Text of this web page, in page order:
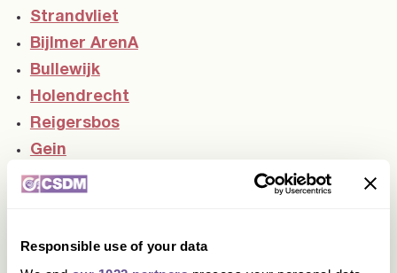
Responsible use of your data
Strandvliet
Bijlmer ArenA
Bullewijk
Holendrecht
Reigersbos
Gein
Isolatorweg
Jan van Galenstraat